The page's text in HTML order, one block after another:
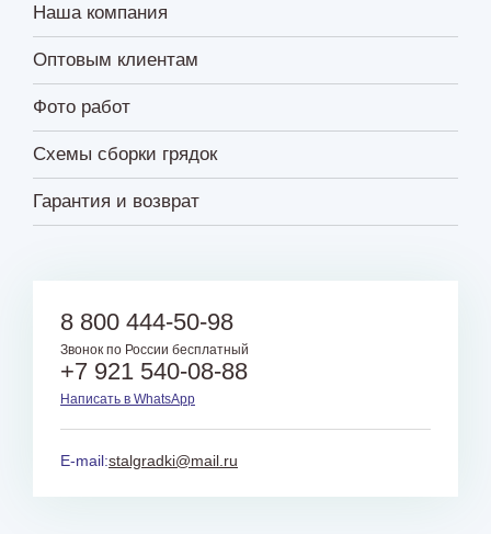
Наша компания
Оптовым клиентам
Фото работ
Схемы сборки грядок
Гарантия и возврат
8 800 444-50-98
Звонок по России бесплатный
+7 921 540-08-88
Написать в WhatsApp
E-mail:stalgradki@mail.ru